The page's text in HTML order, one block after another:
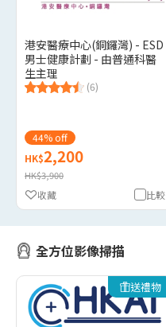
港安醫療中心(銅鑼灣) - ESD
男士健康計劃 - 由普通科醫
生主理
(6)
44% off
HK$2,200
HK$3,900
比較
收藏
全方位影像掃描
送禮物